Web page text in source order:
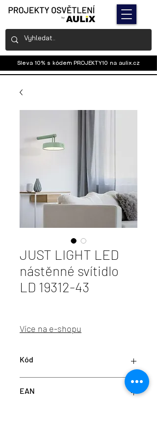
Sleva 10% s kódem PROJEKTY10 na aulix.cz
JUST LIGHT LED
nástěnné svítidlo
LD 19312-43
Více na e-shopu
Kód
EAN